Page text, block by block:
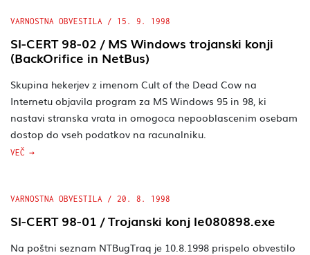
VARNOSTNA OBVESTILA / 15. 9. 1998
SI-CERT 98-02 / MS Windows trojanski konji
(BackOrifice in NetBus)
Skupina hekerjev z imenom Cult of the Dead Cow na
Internetu objavila program za MS Windows 95 in 98, ki
nastavi stranska vrata in omogoca nepooblascenim osebam
dostop do vseh podatkov na racunalniku.
VEČ
VARNOSTNA OBVESTILA / 20. 8. 1998
SI-CERT 98-01 / Trojanski konj Ie080898.exe
Na poštni seznam NTBugTraq je 10.8.1998 prispelo obvestilo